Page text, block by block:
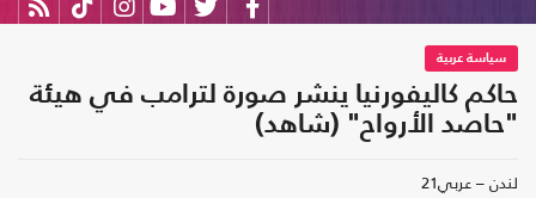
سياسة عربية
حاكم كاليفورنيا ينشر صورة لترامب في هيئة
"حاصد الأرواح" (شاهد)
لندن – عربي21